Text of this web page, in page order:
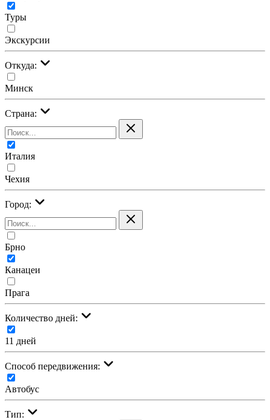
Туры
Экскурсии
Откуда:
Минск
Страна:
Италия
Чехия
Город:
Брно
Канацеи
Прага
Количество дней:
11 дней
Cпособ передвижения:
Автобус
Тип: